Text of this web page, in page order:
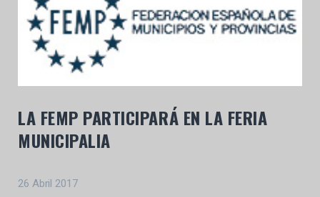
LA FEMP PARTICIPARÁ EN LA FERIA
MUNICIPALIA
26 Abril 2017